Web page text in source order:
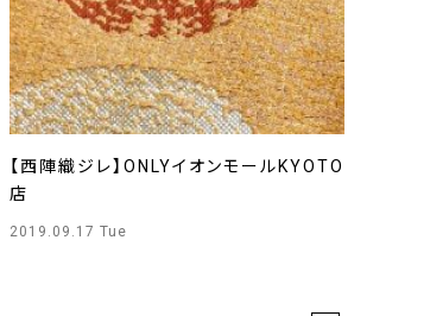
【西陣織ジレ】ONLYイオンモールKYOTO
店
2019.09.17 Tue